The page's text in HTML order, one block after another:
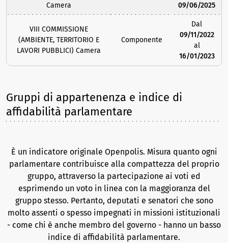
Camera
09/06/2025
VIII COMMISSIONE
(AMBIENTE, TERRITORIO E
LAVORI PUBBLICI) Camera
Componente
Dal
09/11/2022
al
16/01/2023
Gruppi di appartenenza e indice di
affidabilità parlamentare
È un indicatore originale Openpolis. Misura quanto ogni
parlamentare contribuisce alla compattezza del proprio
gruppo, attraverso la partecipazione ai voti ed
esprimendo un voto in linea con la maggioranza del
gruppo stesso. Pertanto, deputati e senatori che sono
molto assenti o spesso impegnati in missioni istituzionali
- come chi è anche membro del governo - hanno un basso
indice di affidabilità parlamentare.